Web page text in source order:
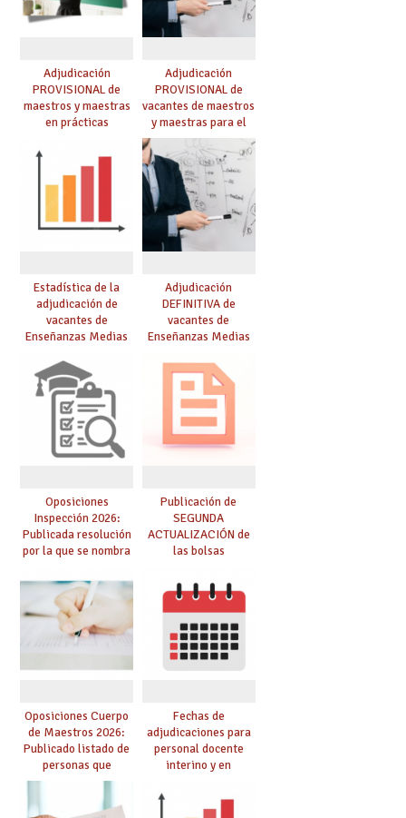
Adjudicación
PROVISIONAL de
maestros y maestras
en prácticas
Adjudicación
PROVISIONAL de
vacantes de maestros
y maestras para el
curso 26-27
Estadística de la
adjudicación de
vacantes de
Enseñanzas Medias
Adjudicación
DEFINITIVA de
vacantes de
Enseñanzas Medias
Oposiciones
Inspección 2026:
Publicada resolución
por la que se nombra
prácticas, se regulan
dichas prácticas y se
convoca acto público
de adjudicación
Publicación de
SEGUNDA
ACTUALIZACIÓN de
las bolsas
Cuerpo de Maestros
de especialidades
convocadas a
oposición
Oposiciones Cuerpo
de Maestros 2026:
Publicado listado de
personas que
adquieren nueva
especialidad
Fechas de
adjudicaciones para
personal docente
interino y en
debes saber